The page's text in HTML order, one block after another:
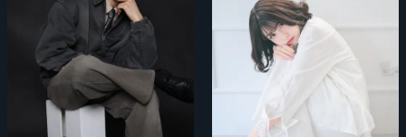
先行販売 (抽選)